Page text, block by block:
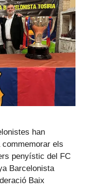
han
els
penyístic del FC
Barcelonista
Baix